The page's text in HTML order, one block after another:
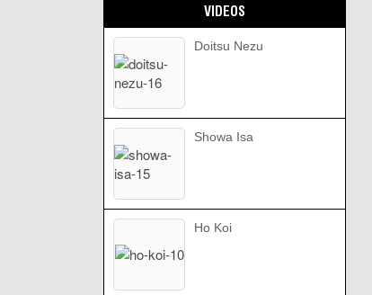
VIDEOS
Doitsu Nezu
Showa Isa
Ho Koi